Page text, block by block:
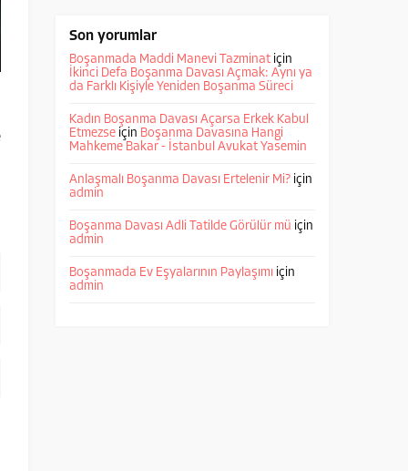
Son yorumlar
Boşanmada Maddi Manevi Tazminat için
İkinci Defa Boşanma Davası Açmak: Aynı ya
da Farklı Kişiyle Yeniden Boşanma Süreci
Kadın Boşanma Davası Açarsa Erkek Kabul
Etmezse için Boşanma Davasına Hangi
Mahkeme Bakar - İstanbul Avukat Yasemin
Anlaşmalı Boşanma Davası Ertelenir Mi? için
admin
Boşanma Davası Adli Tatilde Görülür mü için
admin
Boşanmada Ev Eşyalarının Paylaşımı için
admin